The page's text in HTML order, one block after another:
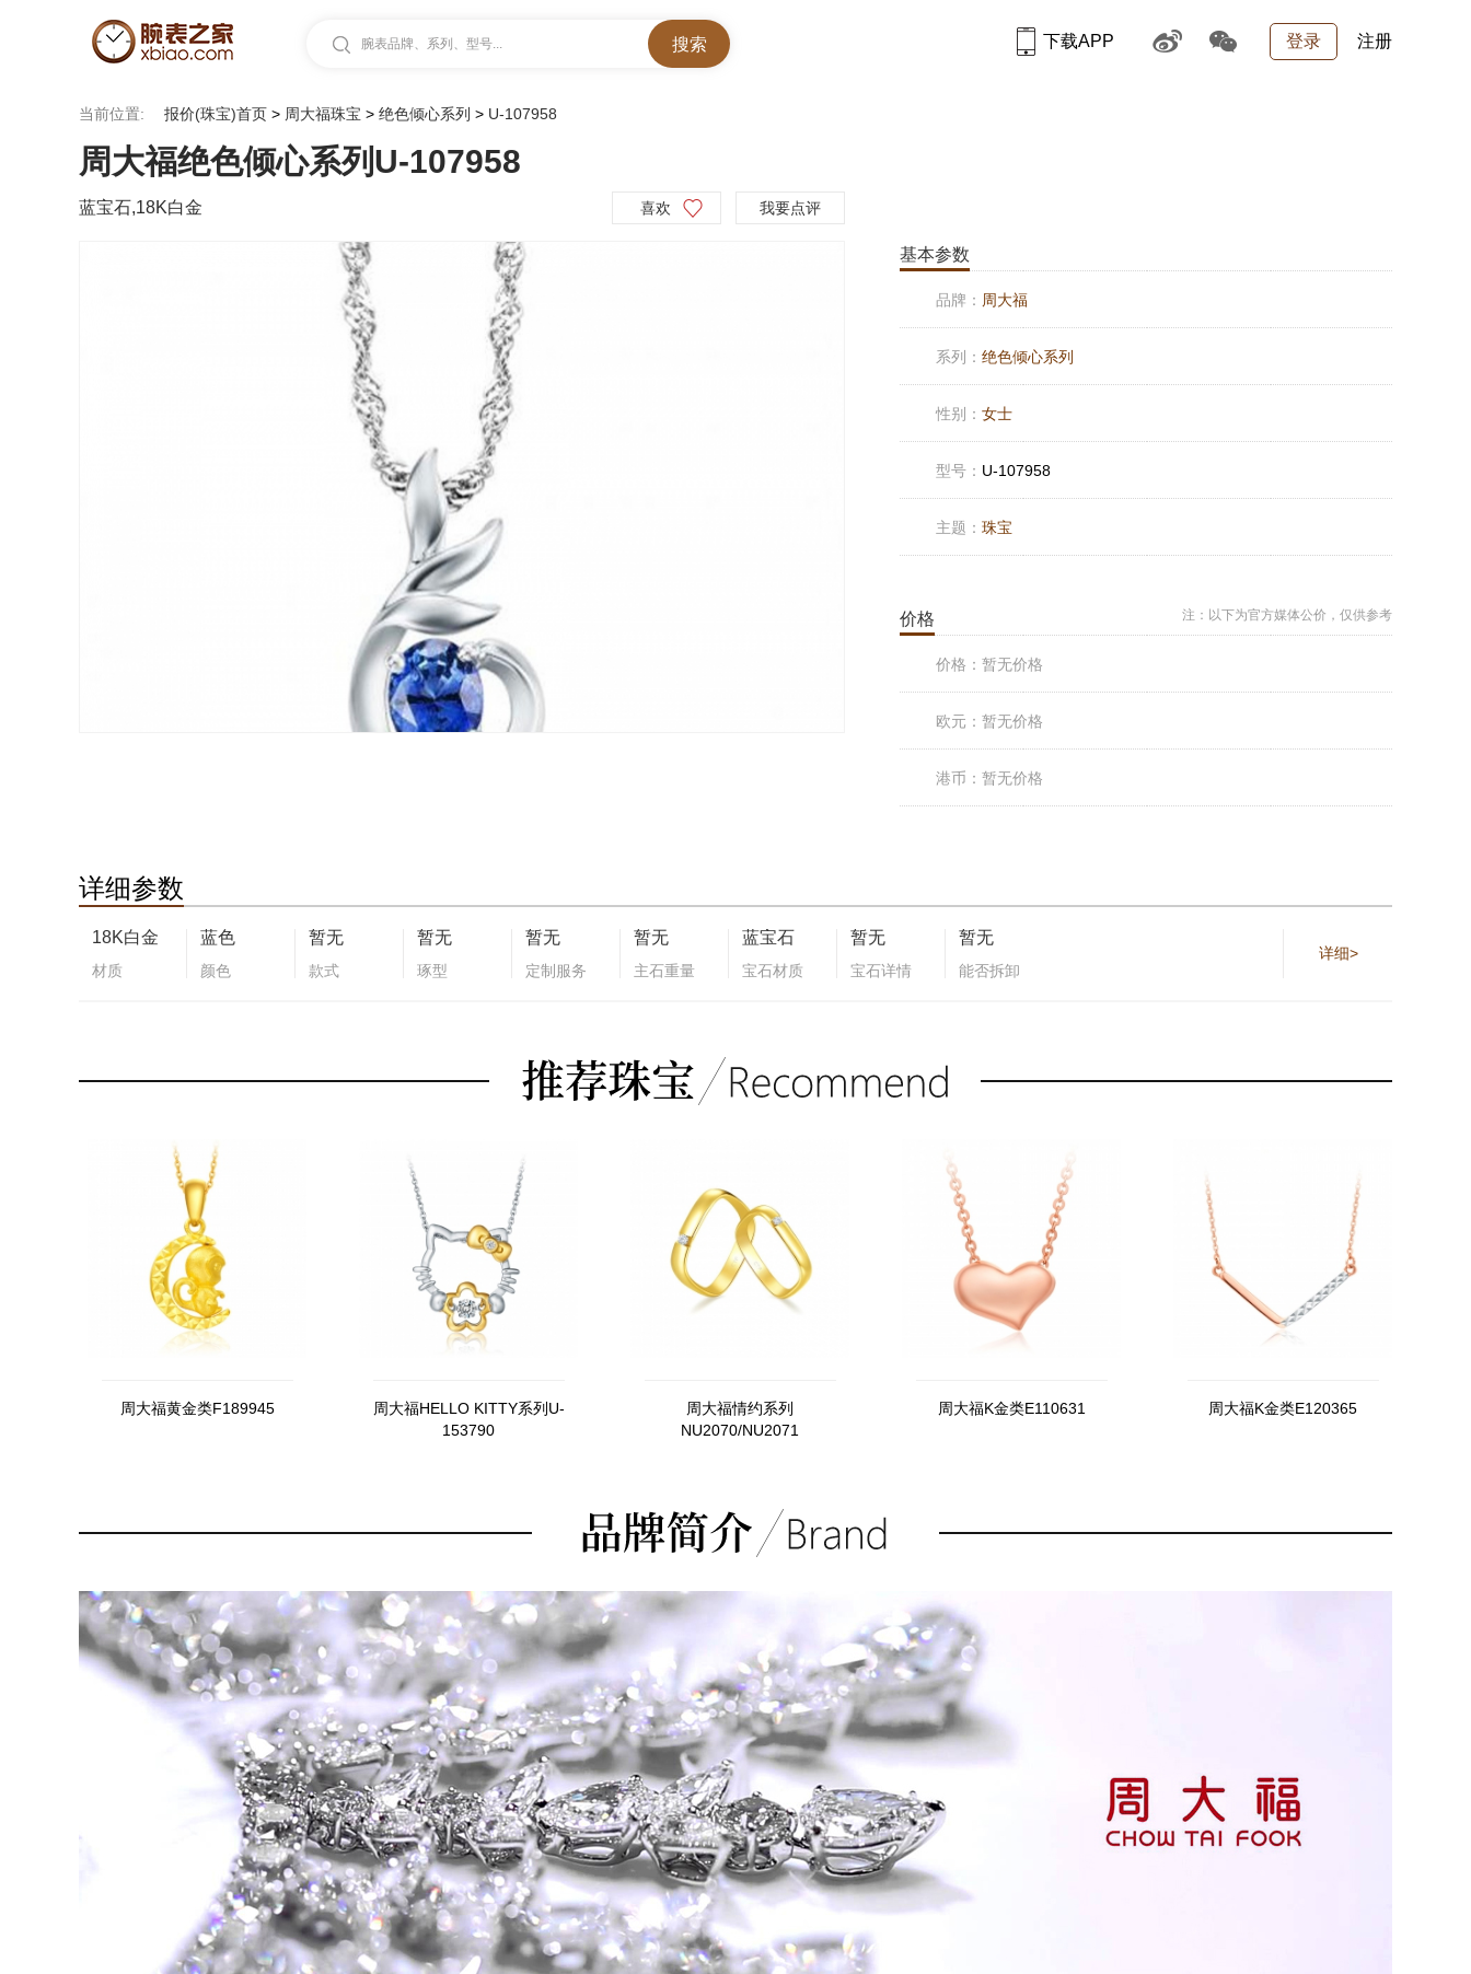
腕表品牌、系列、型号... 登录 注册
下载APP
当前位置: 报价(珠宝)首页 > 周大福珠宝 > 绝色倾心系列 > U-107958
周大福绝色倾心系列U-107958
蓝宝石,18K白金 喜欢 我要点评
基本参数
品牌： 周大福
系列： 绝色倾心系列
性别： 女士
型号： U-107958
主题： 珠宝
价格 注：以下为官方媒体公价，仅供参考
价格： 暂无价格
欧元： 暂无价格
港币： 暂无价格
详细参数
18K白金
材质
蓝色
颜色
暂无
款式
暂无
琢型
暂无
定制服务
暂无
主石重量
蓝宝石
宝石材质
暂无
宝石详情
暂无
能否拆卸
详细>
周大福黄金类F189945
周大福HELLO KITTY系列U-
153790
周大福情约系列
NU2070/NU2071
周大福K金类E110631 周大福K金类E120365